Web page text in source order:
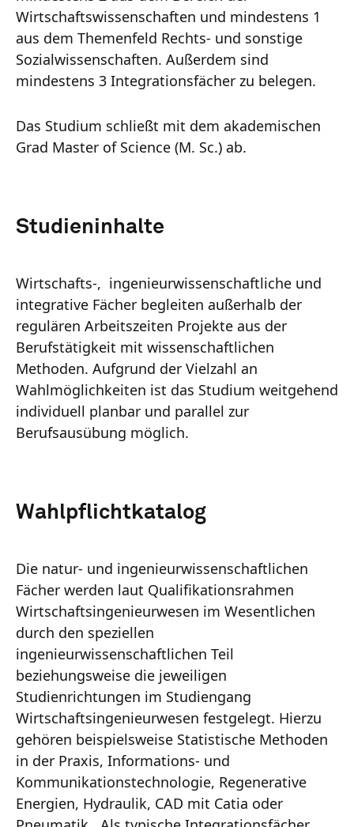
Wirtschaftswissenschaften und mindestens 1
aus dem Themenfeld Rechts- und sonstige
Sozialwissenschaften. Außerdem sind
mindestens 3 Integrationsfächer zu belegen.
Das Studium schließt mit dem akademischen
Grad Master of Science (M. Sc.) ab.
Studieninhalte
Wirtschafts-, ingenieurwissenschaftliche und
integrative Fächer begleiten außerhalb der
regulären Arbeitszeiten Projekte aus der
Berufstätigkeit mit wissenschaftlichen
Methoden. Aufgrund der Vielzahl an
Wahlmöglichkeiten ist das Studium weitgehend
individuell planbar und parallel zur
Berufsausübung möglich.
Wahlpflichtkatalog
Die natur‐ und ingenieurwissenschaftlichen
Fächer werden laut Qualifikationsrahmen
Wirtschaftsingenieurwesen im Wesentlichen
durch den speziellen
ingenieurwissenschaftlichen Teil
beziehungsweise die jeweiligen
Studienrichtungen im Studiengang
Wirtschaftsingenieurwesen festgelegt. Hierzu
gehören beispielsweise Statistische Methoden
in der Praxis, Informations- und
Kommunikationstechnologie, Regenerative
Energien, Hydraulik, CAD mit Catia oder